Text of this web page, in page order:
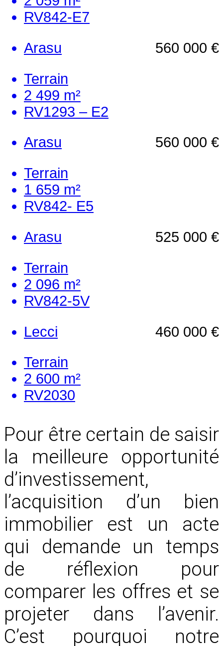
RV842-E7
560 000 €
Arasu
Terrain
2 499 m²
RV1293 – E2
560 000 €
Arasu
Terrain
1 659 m²
RV842- E5
525 000 €
Arasu
Terrain
2 096 m²
RV842-5V
460 000 €
Lecci
Terrain
2 600 m²
RV2030
Pour être certain de saisir
la meilleure opportunité
d’investissement,
l’acquisition d’un bien
immobilier est un acte
qui demande un temps
de réflexion pour
comparer les offres et se
projeter dans l’avenir.
C’est pourquoi notre